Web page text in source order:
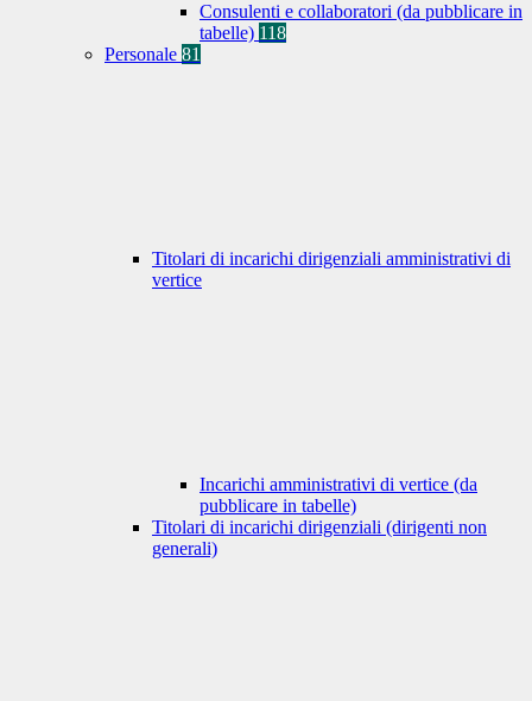
Consulenti e collaboratori (da pubblicare in
tabelle) 118
Personale 81
Titolari di incarichi dirigenziali amministrativi di
vertice
Incarichi amministrativi di vertice (da
pubblicare in tabelle)
Titolari di incarichi dirigenziali (dirigenti non
generali)